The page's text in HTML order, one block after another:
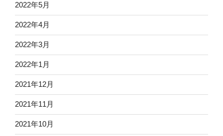
2022年5月
2022年4月
2022年3月
2022年1月
2021年12月
2021年11月
2021年10月